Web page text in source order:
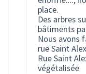
place.
Des arbres
bâtiments
Nous avons
rue Saint
Rue Saint
végétalisée